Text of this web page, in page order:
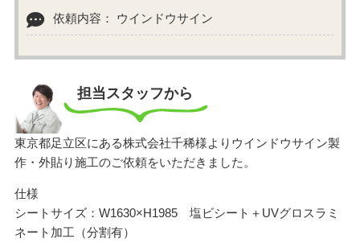
依頼内容： ウインドウサイン
担当スタッフから
東京都足立区にある株式会社千稀様よりウインドウサイン製
作・外貼り施工のご依頼をいただきました。
仕様
シートサイズ：W1630×H1985 塩ビシート＋UVグロスラミ
ネート加工（分割有）